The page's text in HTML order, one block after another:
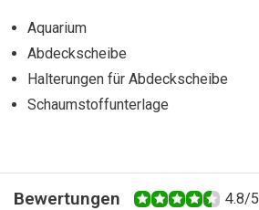
Aquarium
Abdeckscheibe
Halterungen für Abdeckscheibe
Schaumstoffunterlage
Bewertungen 4.8/5